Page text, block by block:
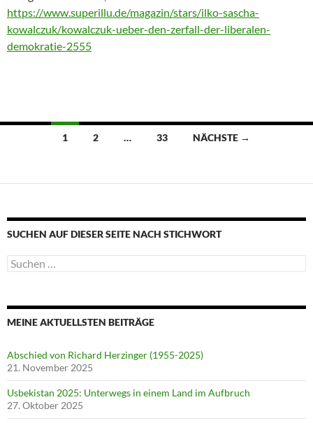
https://www.superillu.de/magazin/stars/ilko-sascha-
kowalczuk/kowalczuk-ueber-den-zerfall-der-liberalen-
demokratie-2555
Beitragsnavigation
1 2 … 33 NÄCHSTE →
SUCHEN AUF DIESER SEITE NACH STICHWORT
Suche
nach:
MEINE AKTUELLSTEN BEITRÄGE
Abschied von Richard Herzinger (1955-2025)
21. November 2025
Usbekistan 2025: Unterwegs in einem Land im Aufbruch
27. Oktober 2025